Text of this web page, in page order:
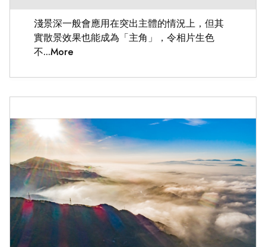
淺景深一般會應用在突出主體的情況上，但其
實散景效果也能成為「主角」，令相片生色
不...More